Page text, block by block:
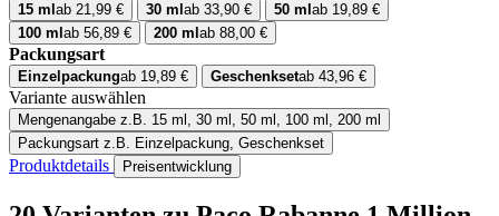
15 ml ab 21,99 € 30 ml ab 33,90 € 50 ml ab 19,89 €
100 ml ab 56,89 € 200 ml ab 88,00 €
Packungsart
Einzelpackungab 19,89 € Geschenksetab 43,96 €
Variante auswählen
Mengenangabe z.B. 15 ml, 30 ml, 50 ml, 100 ml, 200 ml
Packungsart z.B. Einzelpackung, Geschenkset
Produktdetails Preisentwicklung